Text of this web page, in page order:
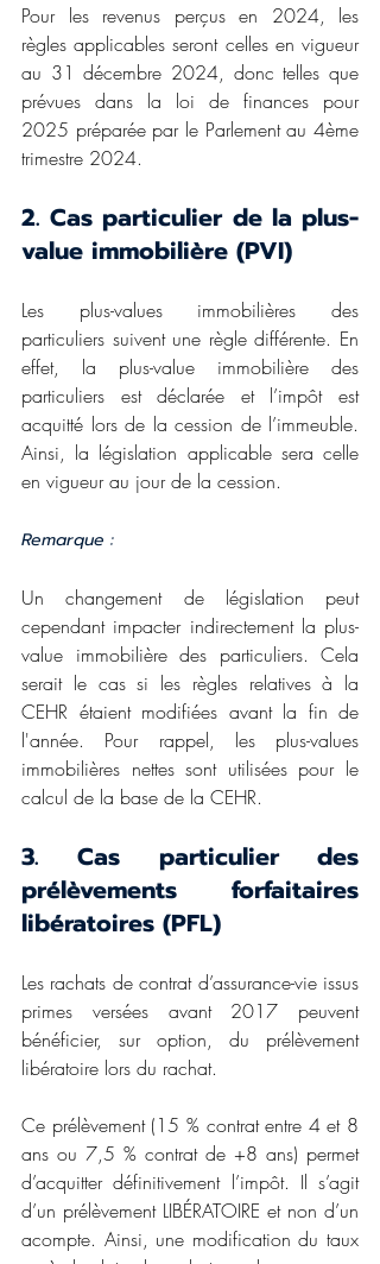
Pour les revenus perçus en 2024, les
règles applicables seront celles en vigueur
au 31 décembre 2024, donc telles que
prévues dans la loi de finances pour
2025 préparée par le Parlement au 4ème
trimestre 2024.
2. Cas particulier de la plus-
value immobilière (PVI)
Les plus-values immobilières des
particuliers suivent une règle différente. En
effet, la plus-value immobilière des
particuliers est déclarée et l’impôt est
acquitté lors de la cession de l’immeuble.
Ainsi, la législation applicable sera celle
en vigueur au jour de la cession.
Remarque :
Un changement de législation peut
cependant impacter indirectement la plus-
value immobilière des particuliers. Cela
serait le cas si les règles relatives à la
CEHR étaient modifiées avant la fin de
l'année. Pour rappel, les plus-values
immobilières nettes sont utilisées pour le
calcul de la base de la CEHR.
3. Cas particulier des
prélèvements forfaitaires
libératoires (PFL)
Les rachats de contrat d’assurance-vie issus
primes versées avant 2017 peuvent
bénéficier, sur option, du prélèvement
libératoire lors du rachat.
Ce prélèvement (15 % contrat entre 4 et 8
ans ou 7,5 % contrat de +8 ans) permet
d’acquitter définitivement l’impôt. Il s’agit
d’un prélèvement LIBÉRATOIRE et non d’un
acompte. Ainsi, une modification du taux